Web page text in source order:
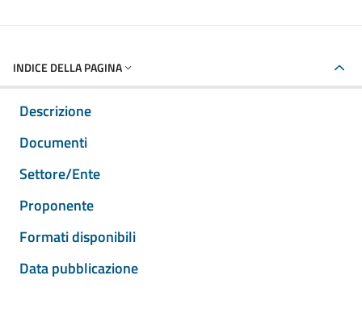
INDICE DELLA PAGINA
Descrizione
Documenti
Settore/Ente
Proponente
Formati disponibili
Data pubblicazione